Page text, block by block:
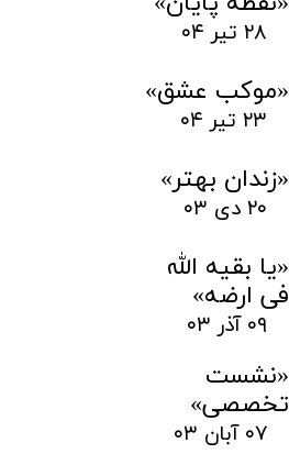
۲۸ تیر ۰۴
«موکب عشق»
۲۳ تیر ۰۴
«زندان بهتر»
۲۰ دی ۰۳
«یا بقیه الله
فی ارضه»
۰۹ آذر ۰۳
«نشست
تخصصی»
۰۷ آبان ۰۳